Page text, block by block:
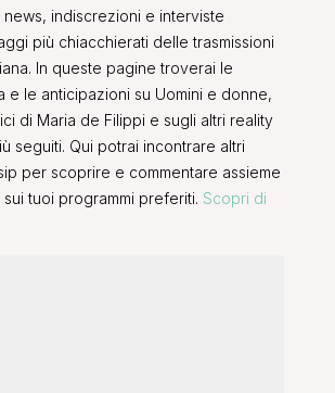
indiscrezioni e interviste
più chiacchierati delle trasmissioni
In queste pagine troverai le
e le anticipazioni su Uomini e donne,
di Maria de Filippi e sugli altri reality
seguiti. Qui potrai incontrare altri
per scoprire e commentare assieme
tuoi programmi preferiti. Scopri di